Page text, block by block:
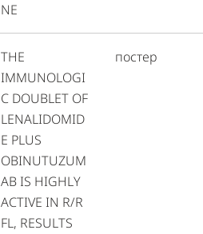
NE
THE
IMMUNOLOGI
C DOUBLET OF
LENALIDOMID
E PLUS
OBINUTUZUM
AB IS HIGHLY
ACTIVE IN R/R
FL, RESULTS
постер